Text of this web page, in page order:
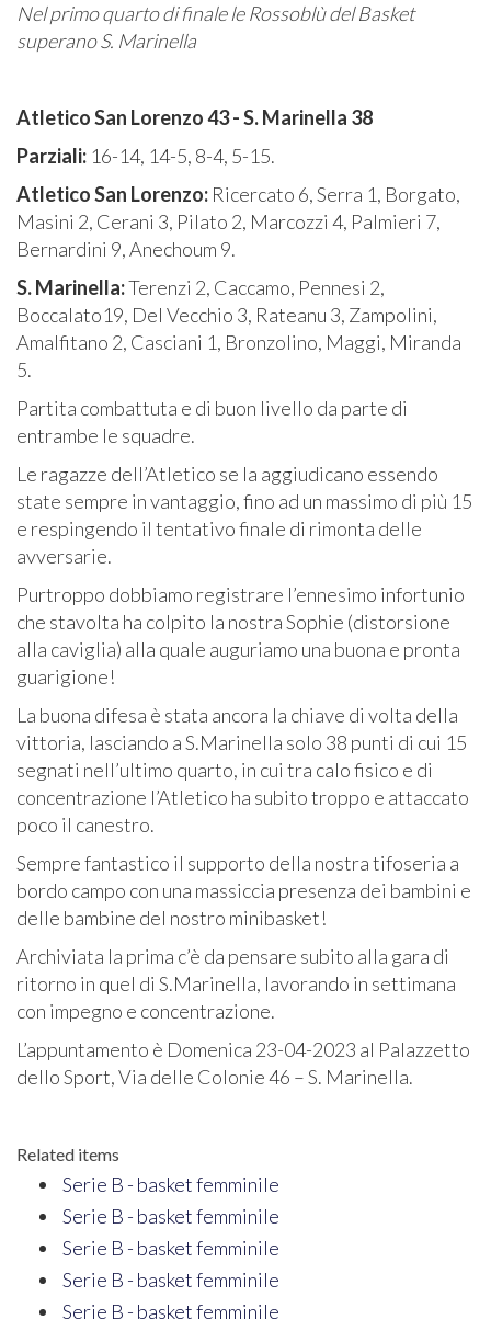
Nel primo quarto di finale le Rossoblù del Basket
superano S. Marinella
Atletico San Lorenzo 43 - S. Marinella 38
Parziali: 16-14, 14-5, 8-4, 5-15.
Atletico San Lorenzo: Ricercato 6, Serra 1, Borgato,
Masini 2, Cerani 3, Pilato 2, Marcozzi 4, Palmieri 7,
Bernardini 9, Anechoum 9.
S. Marinella:Terenzi 2, Caccamo, Pennesi 2,
Boccalato19, Del Vecchio 3, Rateanu 3, Zampolini,
Amalfitano 2, Casciani 1, Bronzolino, Maggi, Miranda
5.
Partita combattuta e di buon livello da parte di
entrambe le squadre.
Le ragazze dell’Atletico se la aggiudicano essendo
state sempre in vantaggio, fino ad un massimo di più 15
e respingendo il tentativo finale di rimonta delle
avversarie.
Purtroppo dobbiamo registrare l’ennesimo infortunio
che stavolta ha colpito la nostra Sophie (distorsione
alla caviglia) alla quale auguriamo una buona e pronta
guarigione!
La buona difesa è stata ancora la chiave di volta della
vittoria, lasciando a S.Marinella solo 38 punti di cui 15
segnati nell’ultimo quarto, in cui tra calo fisico e di
concentrazione l’Atletico ha subito troppo e attaccato
poco il canestro.
Sempre fantastico il supporto della nostra tifoseria a
bordo campo con una massiccia presenza dei bambini e
delle bambine del nostro minibasket!
Archiviata la prima c’è da pensare subito alla gara di
ritorno in quel di S.Marinella, lavorando in settimana
con impegno e concentrazione.
L’appuntamento è Domenica 23-04-2023 al Palazzetto
dello Sport, Via delle Colonie 46 – S. Marinella.
Related items
Serie B - basket femminile
Serie B - basket femminile
Serie B - basket femminile
Serie B - basket femminile
Serie B - basket femminile